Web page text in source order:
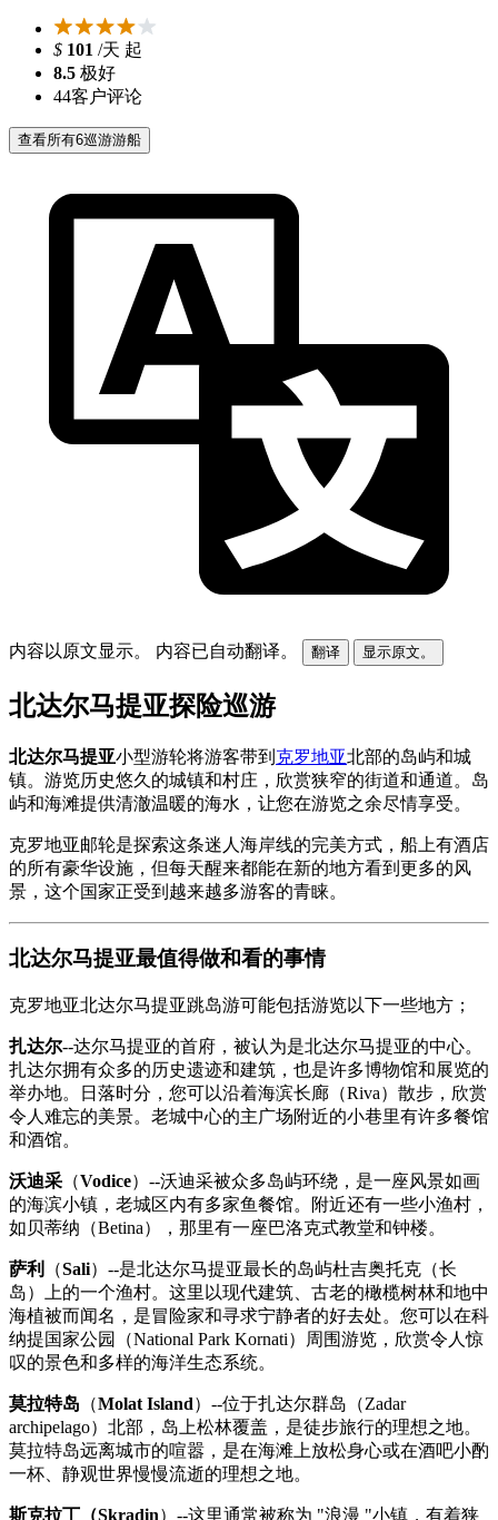
$ 101 /天 起
8.5 极好
44客户评论
查看所有6巡游游船
内容以原文显示。 内容已自动翻译。 翻译 显示原文。
北达尔马提亚探险巡游
北达尔马提亚小型游轮将游客带到 克罗地亚北部的岛屿和城
镇。游览历史悠久的城镇和村庄，欣赏狭窄的街道和通道。岛
屿和海滩提供清澈温暖的海水，让您在游览之余尽情享受。
克罗地亚邮轮是探索这条迷人海岸线的完美方式，船上有酒店
的所有豪华设施，但每天醒来都能在新的地方看到更多的风
景，这个国家正受到越来越多游客的青睐。
北达尔马提亚最值得做和看的事情
克罗地亚北达尔马提亚跳岛游可能包括游览以下一些地方；
扎达尔--达尔马提亚的首府，被认为是北达尔马提亚的中心。
扎达尔拥有众多的历史遗迹和建筑，也是许多博物馆和展览的
举办地。日落时分，您可以沿着海滨长廊（Riva）散步，欣赏
令人难忘的美景。老城中心的主广场附近的小巷里有许多餐馆
和酒馆。
沃迪采 （Vodice）--沃迪采被众多岛屿环绕，是一座风景如画
的海滨小镇，老城区内有多家鱼餐馆。附近还有一些小渔村，
如贝蒂纳（Betina），那里有一座巴洛克式教堂和钟楼。
萨利 （Sali）--是北达尔马提亚最长的岛屿杜吉奥托克（长
岛）上的一个渔村。这里以现代建筑、古老的橄榄树林和地中
海植被而闻名，是冒险家和寻求宁静者的好去处。您可以在科
纳提国家公园（National Park Kornati）周围游览，欣赏令人惊
叹的景色和多样的海洋生态系统。
莫拉特岛 （Molat Island）--位于扎达尔群岛（Zadar
archipelago）北部，岛上松林覆盖，是徒步旅行的理想之地。
莫拉特岛远离城市的喧嚣，是在海滩上放松身心或在酒吧小酌
一杯、静观世界慢慢流逝的理想之地。
斯克拉丁（Skradin）--这里通常被称为 "浪漫 "小镇，有着狭